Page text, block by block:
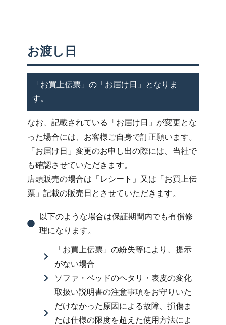
お渡し日
「お買上伝票」の「お届け日」となりま
す。
なお、記載されている「お届け日」が変更とな
った場合には、お客様ご自身で訂正願います。
「お届け日」変更のお申し出の際には、当社で
も確認させていただきます。
店頭販売の場合は「レシート」又は「お買上伝
票」記載の販売日とさせていただきます。
以下のような場合は保証期間内でも有償修
理になります。
「お買上伝票」の紛失等により、提示
がない場合
ソファ・ベッドのヘタリ・表皮の変化
取扱い説明書の注意事項をお守りいた
だけなかった原因による故障、損傷ま
たは仕様の限度を超えた使用方法によ